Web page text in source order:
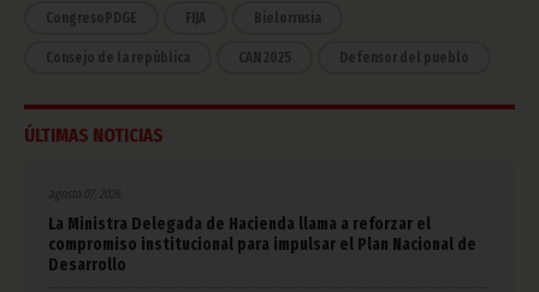
CongresoPDGE FIJA Bielorrusia
Consejo de la república CAN 2025 Defensor del pueblo
ÚLTIMAS NOTICIAS
agosto 07, 2026
La Ministra Delegada de Hacienda llama a reforzar el
compromiso institucional para impulsar el Plan Nacional de
Desarrollo